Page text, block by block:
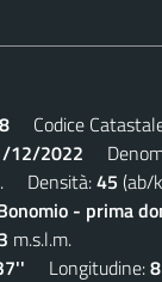
Codice
12/2022
Densità:45 (ab/
- prima
m.s.l.m.
Longitudine: